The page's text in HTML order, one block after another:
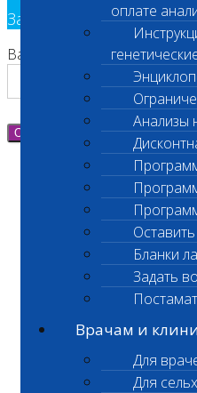
оплате
Анализы
Бланки
Задать
Постамат
Врачам и
Для
Для
Заявка на обратный
Ваш номер телефона
Отправить